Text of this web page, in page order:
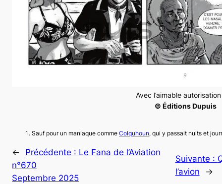
Avec l’aimable
© Éditions Dupuis
Sauf pour un maniaque comme Colquhoun, qui y passait nuits et
← Précédente : Le Fana de l’Aviation
n°670
Septembre 2025
Suivante :
l’avion
→